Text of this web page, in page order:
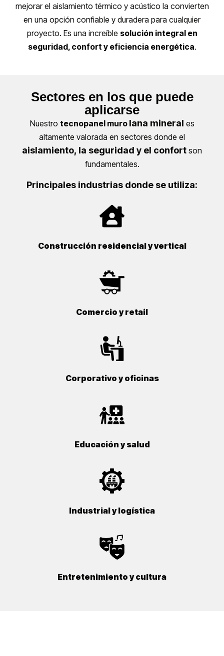
mejorar el aislamiento térmico y acústico la convierten
en una opción confiable y duradera para cualquier
proyecto. Es una increíble solución integral en
seguridad, confort y eficiencia energética.
Sectores en los que puede
aplicarse
Nuestro tecnopanel muro lana mineral es
altamente valorada en sectores donde el
aislamiento, la seguridad y el confort son
fundamentales.
Principales industrias donde se utiliza:
Construcción residencial y vertical
Comercio y retail
Corporativo y oficinas
Educación y salud
Industrial y logística
Entretenimiento y cultura